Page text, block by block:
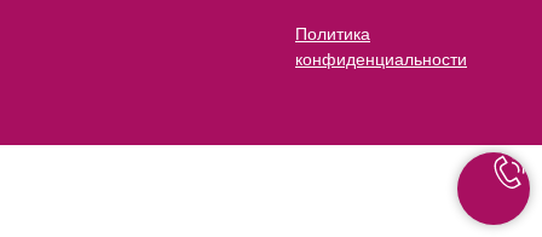
Политика
конфиденциальности